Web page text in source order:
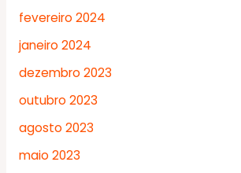
fevereiro 2024
janeiro 2024
dezembro 2023
outubro 2023
agosto 2023
maio 2023